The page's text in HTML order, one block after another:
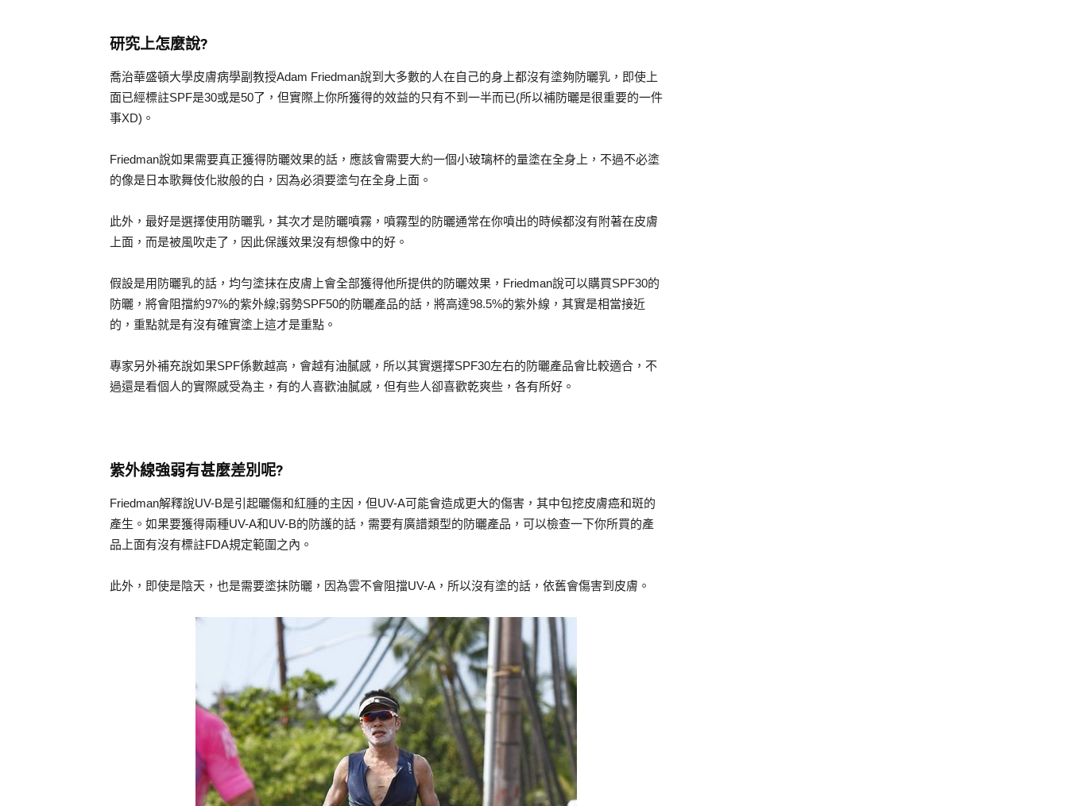
研究上怎麼說?
喬治華盛頓大學皮膚病學副教授Adam Friedman說到大多數的人在自己的身上都沒有塗夠防曬乳，即使上
面已經標註SPF是30或是50了，但實際上你所獲得的效益的只有不到一半而已(所以補防曬是很重要的一件
事XD)。
Friedman說如果需要真正獲得防曬效果的話，應該會需要大約一個小玻璃杯的量塗在全身上，不過不必塗
的像是日本歌舞伎化妝般的白，因為必須要塗勻在全身上面。
此外，最好是選擇使用防曬乳，其次才是防曬噴霧，噴霧型的防曬通常在你噴出的時候都沒有附著在皮膚
上面，而是被風吹走了，因此保護效果沒有想像中的好。
假設是用防曬乳的話，均勻塗抹在皮膚上會全部獲得他所提供的防曬效果，Friedman說可以購買SPF30的
防曬，將會阻擋約97%的紫外線;弱勢SPF50的防曬產品的話，將高達98.5%的紫外線，其實是相當接近
的，重點就是有沒有確實塗上這才是重點。
專家另外補充說如果SPF係數越高，會越有油膩感，所以其實選擇SPF30左右的防曬產品會比較適合，不
過還是看個人的實際感受為主，有的人喜歡油膩感，但有些人卻喜歡乾爽些，各有所好。
紫外線強弱有甚麼差別呢?
Friedman解釋說UV-B是引起曬傷和紅腫的主因，但UV-A可能會造成更大的傷害，其中包挖皮膚癌和斑的
產生。如果要獲得兩種UV-A和UV-B的防護的話，需要有廣譜類型的防曬產品，可以檢查一下你所買的產
品上面有沒有標註FDA規定範圍之內。
此外，即使是陰天，也是需要塗抹防曬，因為雲不會阻擋UV-A，所以沒有塗的話，依舊會傷害到皮膚。